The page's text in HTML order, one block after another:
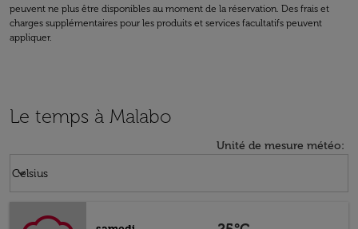
peuvent ne plus être disponibles au moment de la réservation. Des frais et
charges supplémentaires pour les produits et services facultatifs peuvent
appliquer.
Le temps à Malabo
Unité de mesure météo:
Celsius
keyboard_arrow_down